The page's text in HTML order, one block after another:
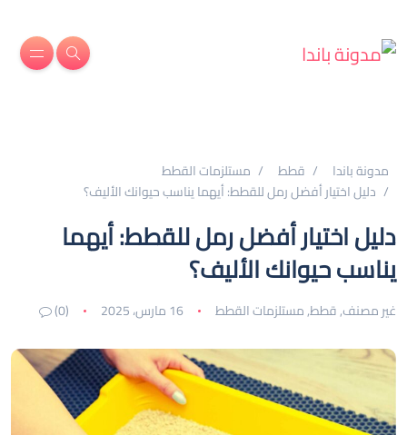
مدونة باندا قطط
مستلزمات القطط
دليل اختيار أفضل رمل للقطط: أيهما يناسب حيوانك الأليف؟
دليل اختيار أفضل رمل للقطط: أيهما
يناسب حيوانك الأليف؟
غير مصنف,قطط,مستلزمات القطط 16 مارس، 2025 (0)